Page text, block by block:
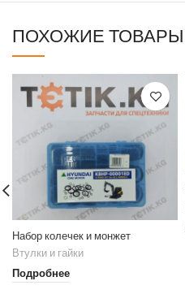
ПОХОЖИЕ ТОВАРЫ
Набор колечек и монжет
Втулки и гайки
Подробнее